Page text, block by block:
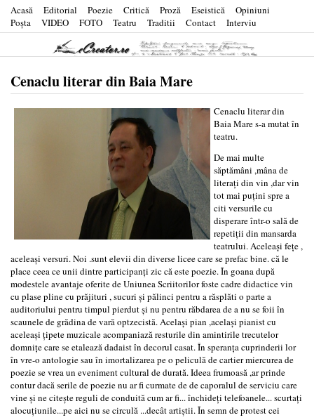
Acasă Editorial Poezie Critică Proză Eseistică
Opiniuni
Poşta
VIDEO FOTO Teatru Traditii Contact Interviu
Cenaclu literar din Baia Mare
Cenaclu literar din
Baia Mare s-a mutat în
teatru.
De mai multe
săptămâni ,mâna de
literaţi din vin ,dar vin
tot mai puţini spre a
citi versurile cu
disperare într-o sală de
repetiţii din mansarda
teatrului. Aceleaşi feţe ,
aceleaşi versuri. Noi .sunt elevii din diverse licee care se prefac bine. că le
place ceea ce unii dintre participanţi zic că este poezie. În goana după
modestele avantaje oferite de Uniunea Scriitorilor foste cadre didactice vin
cu plase pline cu prăjituri , sucuri şi pălinci pentru a răsplăti o parte a
auditoriului pentru timpul pierdut şi nu pentru răbdarea de a nu se foii în
scaunele de grădina de vară optzecistă. Acelaşi pian ,acelaşi pianist cu
aceleaşi ţipete muzicale acompaniază resturile din amintirile trecutelor
domniţe care se etalează dadaist în decorul casat. În speranţa cuprinderii lor
în vre-o antologie sau în imortalizarea pe o peliculă de cartier miercurea de
poezie se vrea un eveniment cultural de durată. Ideea frumoasă ,ar prinde
contur dacă serile de poezie nu ar fi curmate de de caporalul de serviciu care
vine şi ne citeşte reguli de conduită cum ar fi... închideţi telefoanele... scurtaţi
alocuţiunile...pe aici nu se circulă ...decât artiştii. În semn de protest cei